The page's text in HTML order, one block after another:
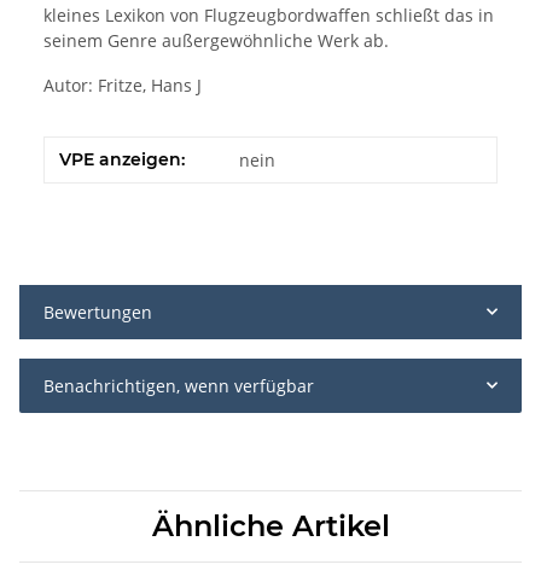
kleines Lexikon von Flugzeugbordwaffen schließt das in
seinem Genre außergewöhnliche Werk ab.
Autor: Fritze, Hans J
VPE anzeigen: nein
Bewertungen
Benachrichtigen, wenn verfügbar
Ähnliche Artikel